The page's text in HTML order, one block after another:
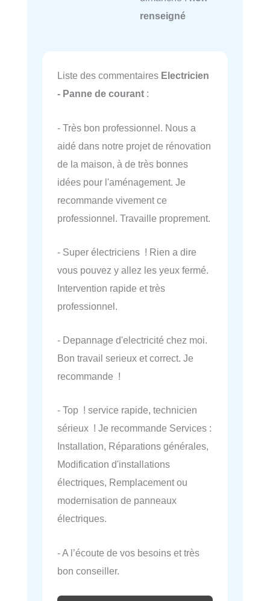
renseigné
Liste des commentaires Electricien
- Panne de courant :
- Très bon professionnel. Nous a
aidé dans notre projet de rénovation
de la maison, à de très bonnes
idées pour l'aménagement. Je
recommande vivement ce
professionnel. Travaille proprement.
- Super électriciens ! Rien a dire
vous pouvez y allez les yeux fermé.
Intervention rapide et très
professionnel.
- Depannage d'electricité chez moi.
Bon travail serieux et correct. Je
recommande !
- Top ! service rapide, technicien
sérieux ! Je recommande Services :
Installation, Réparations générales,
Modification d'installations
électriques, Remplacement ou
modernisation de panneaux
électriques.
- A l’écoute de vos besoins et très
bon conseiller.